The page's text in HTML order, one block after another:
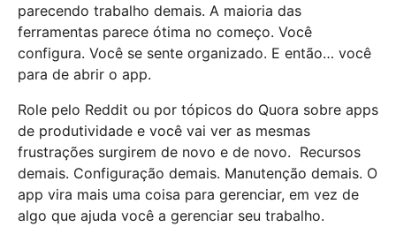
parecendo trabalho demais. A maioria das
ferramentas parece ótima no começo. Você
configura. Você se sente organizado. E então… você
para de abrir o app.
Role pelo Reddit ou por tópicos do Quora sobre apps
de produtividade e você vai ver as mesmas
frustrações surgirem de novo e de novo. Recursos
demais. Configuração demais. Manutenção demais. O
app vira mais uma coisa para gerenciar, em vez de
algo que ajuda você a gerenciar seu trabalho.